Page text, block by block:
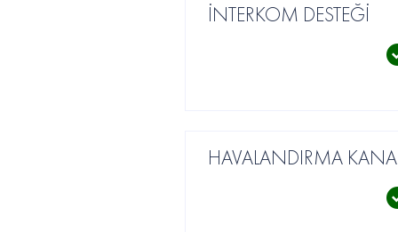
İNTERKOM DESTEĞİ
HAVALANDIRMA